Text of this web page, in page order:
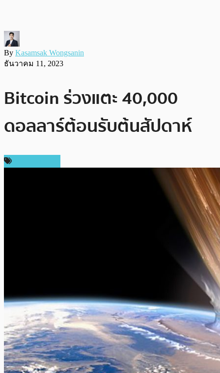
By Kasamsak Wongsanin
ธันวาคม 11, 2023
Bitcoin ร่วงแตะ 40,000
ดอลลาร์ต้อนรับต้นสัปดาห์